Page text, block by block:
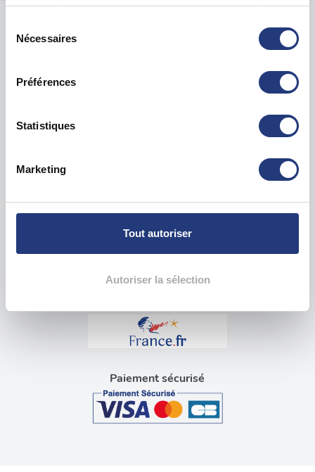
quant à l'utilisation de vos données et à leurs finalités.
tout moment en consultant la Déclaration relative aux
cookies ou en cliquant sur l'icône de confidentialité.
Si vous le permettez, nous aimerions également :
géographique qui peuvent être précises à plusieurs
Identifier votre appareil en l'analysant activement
pour en relever les caractéristiques spécifiques
Pour en savoir plus sur le traitement de vos données
personnelles et définir vos préférences, reportez-vous à
déclaration sur les cookies.
Les cookies nous permettent de personnaliser le contenu
et les annonces, d'offrir des fonctionnalités relatives aux
médias sociaux et d'analyser notre trafic. Nous
notre site avec nos partenaires de médias sociaux, de
publicité et d'analyse, qui peuvent combiner celles-ci
avec d'autres informations que vous leur avez fournies
Nécessaires
Préférences
Statistiques
Marketing
Tout autoriser
Autoriser la sélection
Questions sur le test psychotechnique
Paiement sécurisé